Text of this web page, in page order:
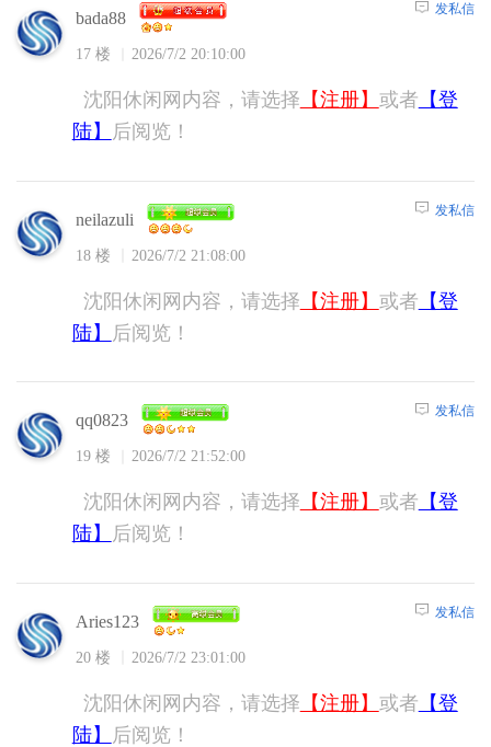
bada88
17 楼 2026/7/2 20:10:00
发私信
沈阳休闲网内容，请选择 【注册】 或者 【登
陆】
后阅览！
neilazuli
18 楼 2026/7/2 21:08:00
发私信
沈阳休闲网内容，请选择 【注册】 或者 【登
陆】
后阅览！
qq0823
19 楼 2026/7/2 21:52:00
发私信
沈阳休闲网内容，请选择 【注册】 或者 【登
陆】
后阅览！
Aries123
20 楼 2026/7/2 23:01:00
发私信
沈阳休闲网内容，请选择 【注册】 或者 【登
陆】
后阅览！